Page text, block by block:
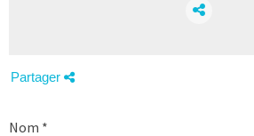
Partager
Nom *